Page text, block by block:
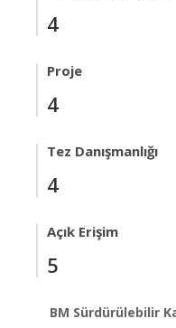
4
Proje
4
Tez Danışmanlığı
4
Açık Erişim
5
BM Sürdürülebilir